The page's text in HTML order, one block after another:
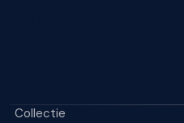
Collectie